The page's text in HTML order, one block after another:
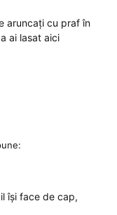
aruncați cu praf în
ai lasat aici
își face de cap,